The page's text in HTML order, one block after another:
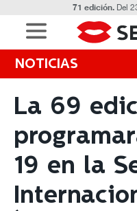
71 edición.Del
NOTICIAS
La 69
19 en la